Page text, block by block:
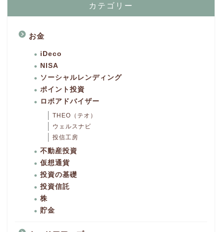
カテゴリー
お金
iDeco
NISA
ソーシャルレンディング
ポイント投資
ロボアドバイザー
THEO（テオ）
ウェルスナビ
投信工房
不動産投資
仮想通貨
投資の基礎
投資信託
株
貯金